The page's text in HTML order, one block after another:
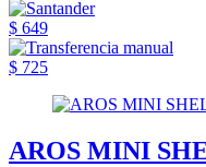
$ 649
$ 725
AROS MINI